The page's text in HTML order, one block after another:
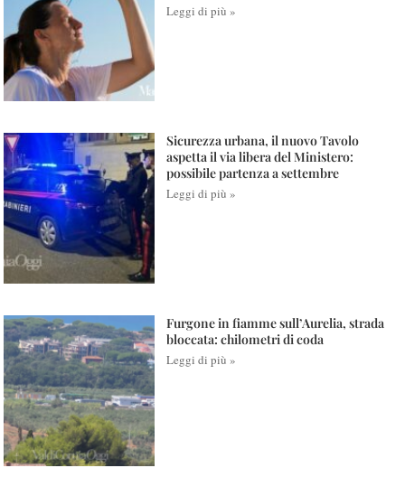
Leggi di più »
Sicurezza urbana, il nuovo Tavolo
aspetta il via libera del Ministero:
possibile partenza a settembre
Leggi di più »
Furgone in fiamme sull’Aurelia, strada
bloccata: chilometri di coda
Leggi di più »